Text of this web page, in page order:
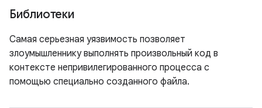
Библиотеки
Самая серьезная уязвимость позволяет
злоумышленнику выполнять произвольный код в
контексте непривилегированного процесса с
помощью специально созданного файла.